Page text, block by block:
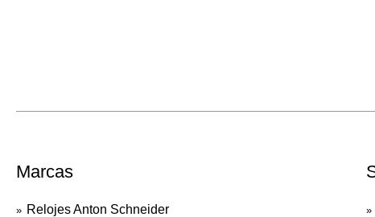
Marcas
Relojes Anton Schneider